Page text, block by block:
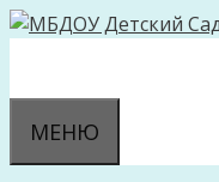
Перейти
МЕНЮ